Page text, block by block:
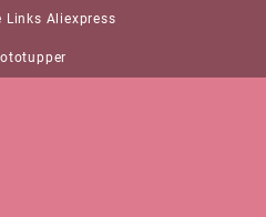
Links Aliexpress